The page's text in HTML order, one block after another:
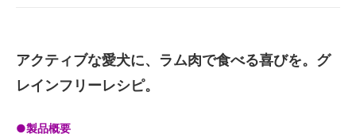
アクティブな愛犬に、ラム肉で食べる喜びを。グ
レインフリーレシピ。
●製品概要